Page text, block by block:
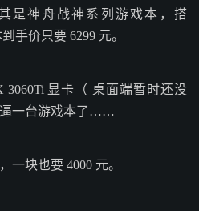
是神舟战神系列游戏本，搭
手价只要 6299 元。
3060Ti 显卡（ 桌面端暂时还没
逼一台游戏本了……
一块也要 4000 元。